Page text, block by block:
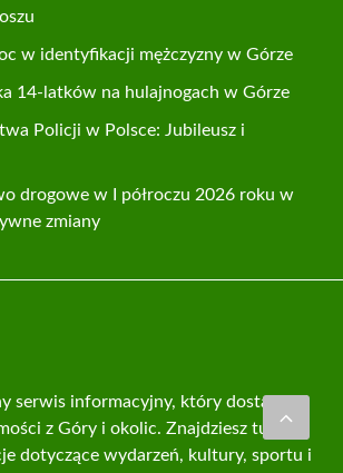
w identyfikacji mężczyzny w Górze
14-latków na hulajnogach w Górze
Policji w Polsce: Jubileusz i
drogowe w I półroczu 2026 roku w
zmiany
serwis informacyjny, który dostarcza
z Góry i okolic. Znajdziesz tutaj
dotyczące wydarzeń, kultury, sportu i